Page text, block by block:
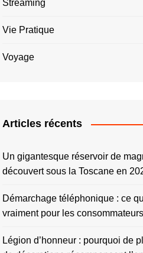
Streaming
Vie Pratique
Voyage
Articles récents
Un gigantesque réservoir de
découvert sous la Toscane en
Démarchage téléphonique : ce
vraiment pour les consommateurs
Légion d’honneur : pourquoi de